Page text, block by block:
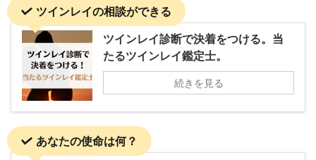
ツインレイの相談ができる
ツインレイ診断で決着をつける。当
たるツインレイ鑑定士。
続きを見る
あなたの使命は何？